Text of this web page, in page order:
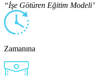
“İşe Götüren Eğitim
Zamanına